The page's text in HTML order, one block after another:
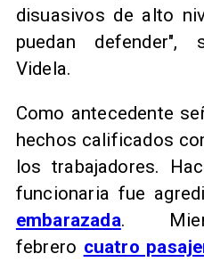
disuasivos de alto
puedan defender",
Videla.
Como antecedente
hechos calificados
los trabajadores.
funcionaria fue
embarazada.
febrero cuatro